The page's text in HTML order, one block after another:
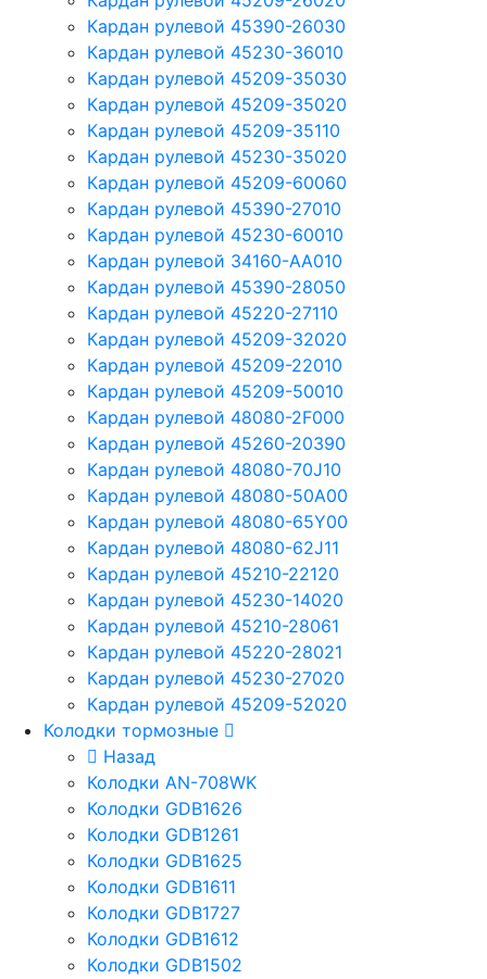
Кардан рулевой 45390-26030
Кардан рулевой 45230-36010
Кардан рулевой 45209-35030
Кардан рулевой 45209-35020
Кардан рулевой 45209-35110
Кардан рулевой 45230-35020
Кардан рулевой 45209-60060
Кардан рулевой 45390-27010
Кардан рулевой 45230-60010
Кардан рулевой 34160-AA010
Кардан рулевой 45390-28050
Кардан рулевой 45220-27110
Кардан рулевой 45209-32020
Кардан рулевой 45209-22010
Кардан рулевой 45209-50010
Кардан рулевой 48080-2F000
Кардан рулевой 45260-20390
Кардан рулевой 48080-70J10
Кардан рулевой 48080-50A00
Кардан рулевой 48080-65Y00
Кардан рулевой 48080-62J11
Кардан рулевой 45210-22120
Кардан рулевой 45230-14020
Кардан рулевой 45210-28061
Кардан рулевой 45220-28021
Кардан рулевой 45230-27020
Кардан рулевой 45209-52020
Колодки тормозные
Назад
Колодки AN-708WK
Колодки GDB1626
Колодки GDB1261
Колодки GDB1625
Колодки GDB1611
Колодки GDB1727
Колодки GDB1612
Колодки GDB1502